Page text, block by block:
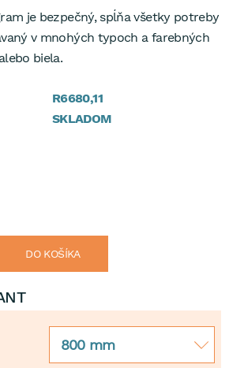
je bezpečný, spĺňa všetky potreby
v mnohých typoch a farebných
biela.
R6680,11
SKLADOM
DO KOŠÍKA
800 mm